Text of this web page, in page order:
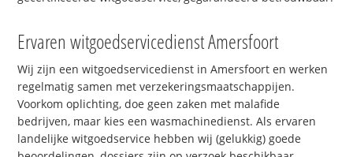
Ervaren witgoedservicedienst Amersfoort
Wij zijn een witgoedservicedienst in Amersfoort en werken
regelmatig samen met verzekeringsmaatschappijen.
Voorkom oplichting, doe geen zaken met malafide
bedrijven, maar kies een wasmachinedienst. Als ervaren
landelijke witgoedservice hebben wij (gelukkig) goede